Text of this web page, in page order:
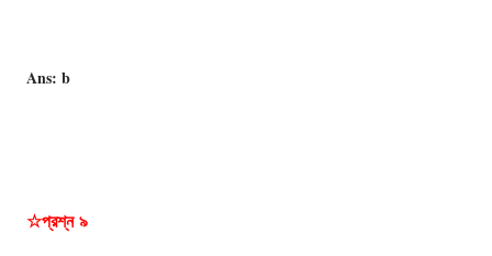
Ans: b
☆প্রশ্ন৯